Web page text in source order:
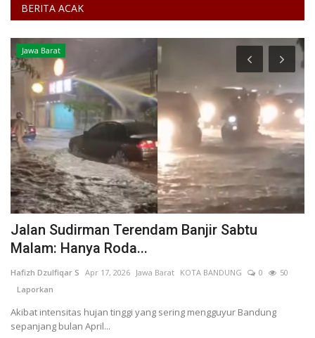
BERITA ACAK
Jawa Barat
Jalan Sudirman Terendam Banjir Sabtu
Malam: Hanya Roda...
Hafizh Dzulfiqar S Apr 17, 2026 Jawa Barat KOTA BANDUNG 0
50
Laporkan
Akibat intensitas hujan tinggi yang sering mengguyur Bandung
sepanjang bulan April...